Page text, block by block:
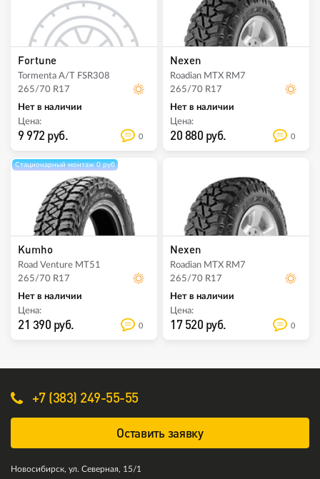
Fortune
Tormenta A/T FSR308
265/70 R17
Нет в наличии
Цена:
9 972 руб. 0
Nexen
Roadian MTX RM7
265/70 R17
Нет в наличии
Цена:
20 880 руб. 0
Стационарный монтаж 0 руб
Kumho
Road Venture MT51
265/70 R17
Нет в наличии
Цена:
21 390 руб. 0
Nexen
Roadian MTX RM7
265/70 R17
Нет в наличии
Цена:
17 520 руб. 0
+7 (383) 249-55-55
Оставить заявку
Новосибирск, ул. Северная, 15/1